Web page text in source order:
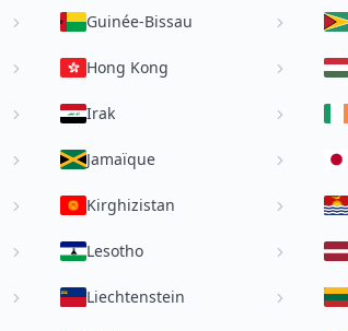
Guinée-Bissau
Hong Kong
Irak
Jamaïque
Kirghizistan
Lesotho
Liechtenstein